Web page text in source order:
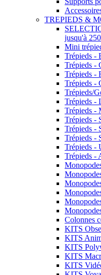
TREPIEDS &
jusqu'à
Mini
Trépieds -
Trépieds
Trépieds -
Trépieds -
Trépieds/
Trépieds -
Trépieds
Trépieds -
Trépieds
Trépieds -
Trépieds -
Trépieds -
Colonnes
KITS
KITS
KITS
KITS
KITS